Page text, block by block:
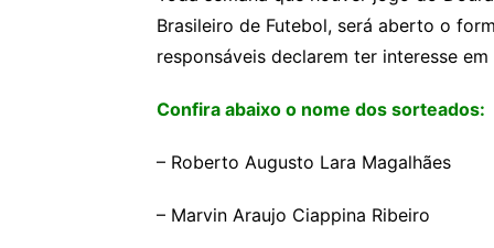
Brasileiro de Futebol, será aberto o
responsáveis declarem ter interesse
Confira abaixo o nome dos sorteados:
– Roberto Augusto Lara Magalhães
– Marvin Araujo Ciappina Ribeiro